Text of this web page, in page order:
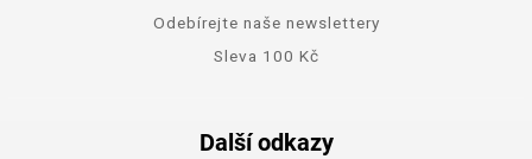
Odebírejte naše newslettery
Sleva 100 Kč
Další odkazy